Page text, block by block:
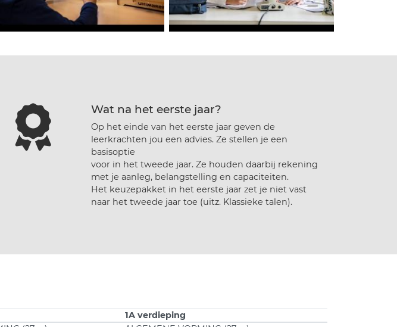
Wat na het eerste jaar?
Op het einde van het eerste jaar geven de
leerkrachten jou een advies. Ze stellen je een
basisoptie
voor in het tweede jaar. Ze houden daarbij rekening
met je aanleg, belangstelling en capaciteiten.
Het keuzepakket in het eerste jaar zet je niet vast
naar het tweede jaar toe (uitz. Klassieke talen).
1A verdieping